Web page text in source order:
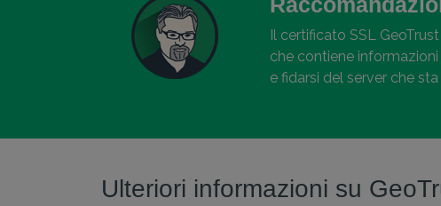
Il certificato SSL
che contiene
e fidarsi del server che
Ulteriori informazioni su